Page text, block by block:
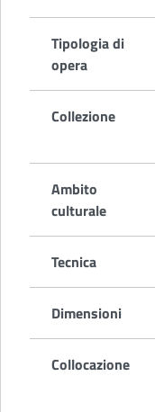
Tipologia di
opera
Collezione
Ambito
culturale
Tecnica
Dimensioni
Collocazione